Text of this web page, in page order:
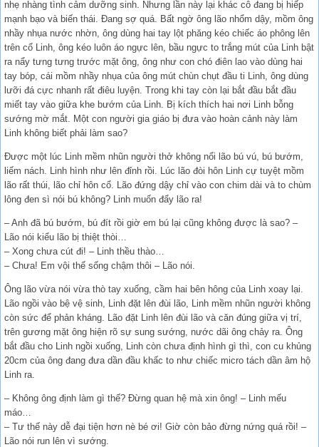
nhẹ nhàng tình cảm dưỡng sinh. Nhưng lần này lại khác cô đang bị hiếp
mạnh bạo và biến thái. Đang sợ quá. Bất ngờ ông lão nhổm dậy, mồm ông
nhầy nhụa nước nhờn, ông dùng hai tay lột phăng kéo chiếc áo phông lên
trên cổ Linh, ông kéo luôn áo ngực lên, bầu ngực to trắng mút của Linh bật
ra nẩy tưng tưng trước mặt ông, ông như con chó điên lao vào dùng hai
tay bóp, cái mồm nhầy nhụa của ông mút chùn chụt đầu ti Linh, ông dùng
lưỡi đá cực nhanh rất điêu luyện. Trong khi tay còn lại bắt đầu bắt đầu
miết tay vào giữa khe bướm của Linh. Bị kích thích hai nơi Linh bỗng
sướng mờ mắt. Một con người gia giáo bị đưa vào hoàn cảnh này làm
Linh không biết phải làm sao?
Được một lúc Linh mềm nhũn người thở không nổi lão bú vú, bú bướm,
liếm nách. Linh hình như lên đỉnh rồi. Lúc lão đòi hôn Linh cự tuyệt mồm
lão rất thúi, lão chỉ hôn cổ. Lão đứng dậy chỉ vào con chim dài và to chùm
lông đen sì nói bú không? Linh muốn đẩy lão ra!
– Anh đã bú bướm, bú đít rồi giờ em bú lại cũng không được là sao? –
Lão nói kiểu lão bị thiệt thòi…
– Xong chưa cút đi! – Linh thều thào…
– Chưa! Em vội thế sống chậm thôi – Lão nói.
Ông lão vừa nói vừa thò tay xuống, cầm hai bên hông của Linh xoay lại.
Lão ngồi vào bệ vệ sinh, Linh đặt lên đùi lão, Linh mềm nhũn người không
còn sức để phản kháng. Lão đặt Linh lên đùi lão và căn đúng giữa vị trí,
trên gương mặt ông hiện rõ sự sung sướng, nước dãi ông chảy ra. Ông
bắt đầu cho Linh ngồi xuống, Linh còn chưa định hình gì thì, con cu khủng
20cm của ông đang đưa dần đầu khấc to như chiếc micro tách dần âm hộ
Linh ra.
– Không ông định làm gì thế? Đừng quan hệ mà xin ông! – Linh mếu
máo…
– Tư thế này dễ đại tiện hơn nè bé ơi! Giờ còn bảo đừng nứng quá rồi! –
Lão nói run lên vì sướng.